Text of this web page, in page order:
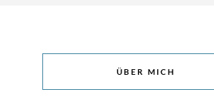
ÜBER MICH